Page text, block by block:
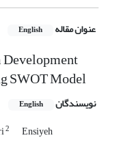
عنوان مقاله English
SWOT Model
نویسندگان English
2 Ensiyeh